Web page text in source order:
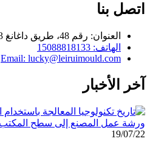
اتصل بنا
العنوان: رقم 48، طريق داغانغ 3
الهاتف: 15088818133
Email: lucky@leiruimould.com
آخر الأخبار
19/07/22